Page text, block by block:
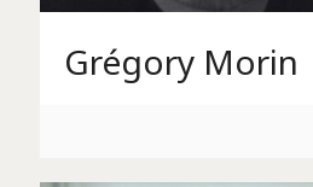
Grégory Morin